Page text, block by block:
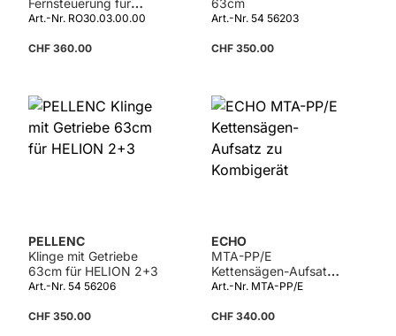
Schieber TOY
Art.-Nr. RO30.03.00.00
CHF 360.00
Art.-Nr. 54 56203
CHF 350.00
PELLENC
Klinge mit Getriebe
63cm für HELION 2+3
Art.-Nr. 54 56206
CHF 350.00
ECHO
MTA-PP/E
Kettensägen-Aufsatz
zu Kombigerät
Art.-Nr. MTA-PP/E
CHF 340.00